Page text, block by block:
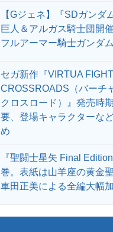
【Gジェネ】『SDガンダ
巨人＆アルガス騎士団開
フルアーマー騎士ガンダ
セガ新作『VIRTUA
CROSSROADS（バーチ
クロスロード）』発売時
要、登場キャラクターな
め
『聖闘士星矢 Final
巻。表紙は山羊座の黄金
車田正美による全編大幅